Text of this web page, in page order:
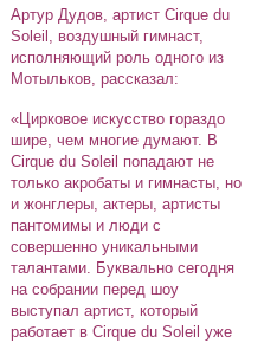
Артур Дудов, артист Cirque du
Soleil, воздушный гимнаст,
исполняющий роль одного из
Мотыльков, рассказал:
«Цирковое искусство гораздо
шире, чем многие думают. В
Cirque du Soleil попадают не
только акробаты и гимнасты, но
и жонглеры, актеры, артисты
пантомимы и люди с
совершенно уникальными
талантами. Буквально сегодня
на собрании перед шоу
выступал артист, который
работает в Cirque du Soleil уже